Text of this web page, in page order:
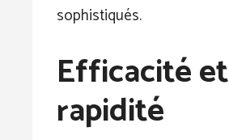
sophistiqués.
Efficacité et
rapidité